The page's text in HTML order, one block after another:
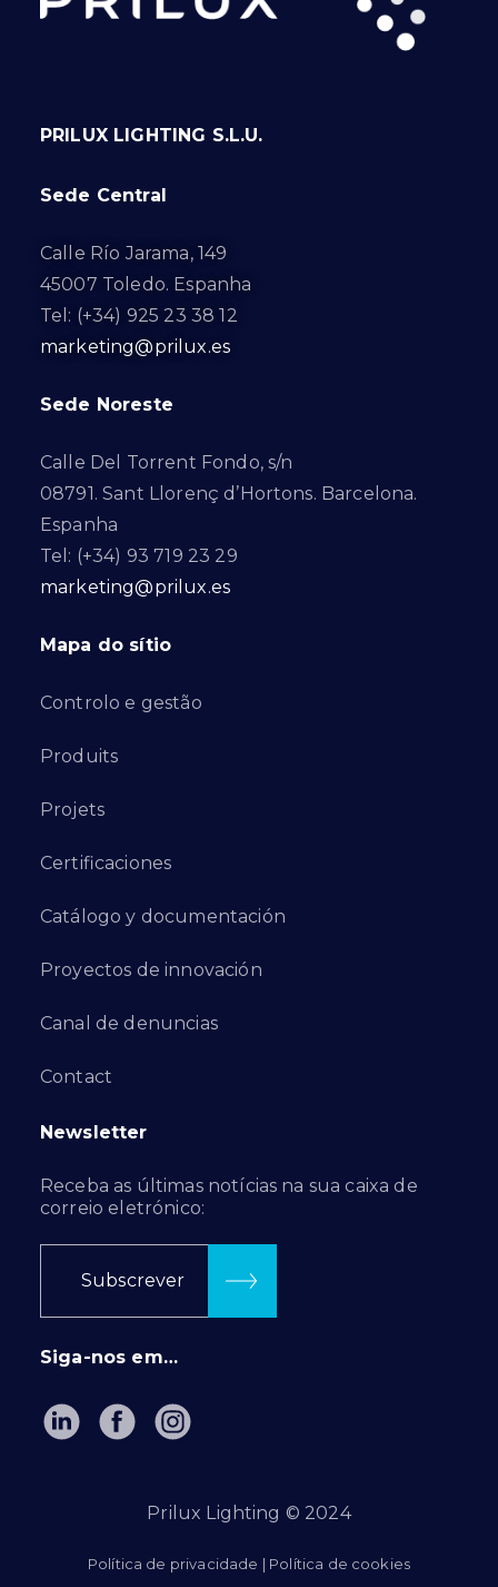
PRILUX LIGHTING S.L.U.
Sede Central
Calle Río Jarama, 149
45007 Toledo. Espanha
Tel: (+34) 925 23 38 12
marketing@prilux.es
Sede Noreste
Calle Del Torrent Fondo, s/n
08791. Sant Llorenç d’Hortons. Barcelona.
Espanha
Tel: (+34) 93 719 23 29
marketing@prilux.es
Mapa do sítio
Controlo e gestão
Produits
Projets
Certificaciones
Catálogo y documentación
Proyectos de innovación
Canal de denuncias
Contact
Newsletter
Receba as últimas notícias na sua caixa de
correio eletrónico:
Subscrever
Siga-nos em…
Prilux Lighting © 2024
Política de privacidade | Política de cookies